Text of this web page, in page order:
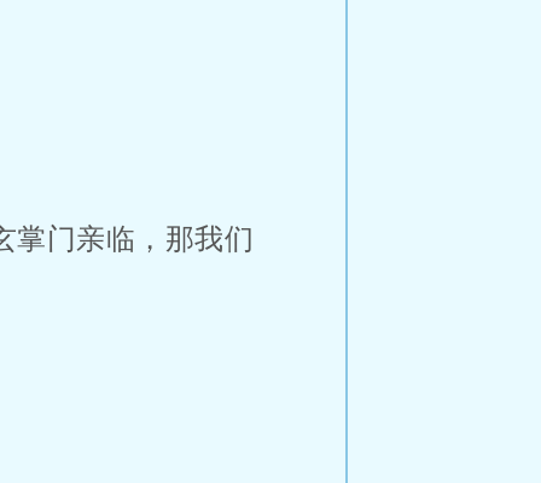
掌门亲临，那我们